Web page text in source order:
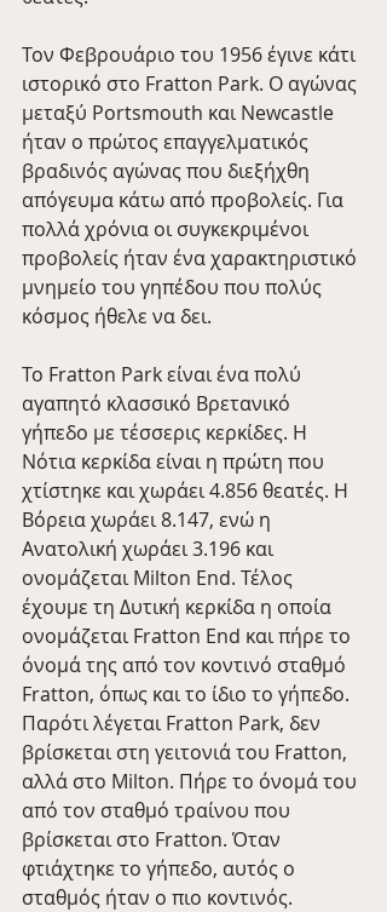
Τον Φεβρουάριο του 1956 έγινε κάτι
ιστορικό στο Fratton Park. Ο αγώνας
μεταξύ Portsmouth και Newcastle
ήταν ο πρώτος επαγγελματικός
βραδινός αγώνας που διεξήχθη
απόγευμα κάτω από προβολείς. Για
πολλά χρόνια οι συγκεκριμένοι
προβολείς ήταν ένα χαρακτηριστικό
μνημείο του γηπέδου που πολύς
κόσμος ήθελε να δει.
Το Fratton Park είναι ένα πολύ
αγαπητό κλασσικό Βρετανικό
γήπεδο με τέσσερις κερκίδες. Η
Νότια κερκίδα είναι η πρώτη που
χτίστηκε και χωράει 4.856 θεατές. Η
Βόρεια χωράει 8.147, ενώ η
Ανατολική χωράει 3.196 και
ονομάζεται Milton End. Τέλος
έχουμε τη Δυτική κερκίδα η οποία
ονομάζεται Fratton End και πήρε το
όνομά της από τον κοντινό σταθμό
Fratton, όπως και το ίδιο το γήπεδο.
Παρότι λέγεται Fratton Park, δεν
βρίσκεται στη γειτονιά του Fratton,
αλλά στο Milton. Πήρε το όνομά του
από τον σταθμό τραίνου που
βρίσκεται στο Fratton. Όταν
φτιάχτηκε το γήπεδο, αυτός ο
σταθμός ήταν ο πιο κοντινός.